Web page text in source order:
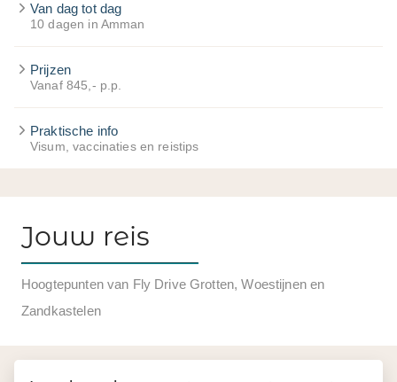
Van dag tot dag
10 dagen in Amman
Prijzen
Vanaf 845,- p.p.
Praktische info
Visum, vaccinaties en reistips
Jouw reis
Hoogtepunten van Fly Drive Grotten, Woestijnen en
Zandkastelen